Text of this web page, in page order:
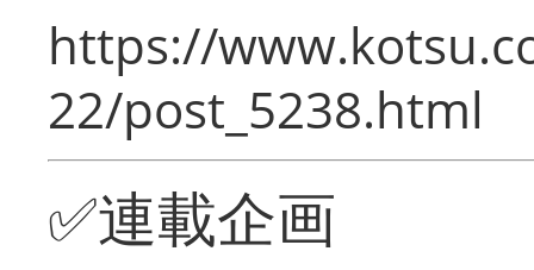
https://
22/post_5238.html
✅連載企画